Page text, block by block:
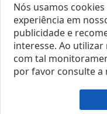
©
Nós usamos
experiência em
publicidade e
interesse. Ao utilizar
com tal
por favor consulte a